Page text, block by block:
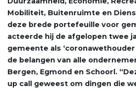
Mobiliteit, Buitenruimte en
deze brede portefeuille voor
acteerde hij de afgelopen twee
gemeente als
de belangen van alle
Bergen, Egmond en Schoorl.
up call geweest om dingen die